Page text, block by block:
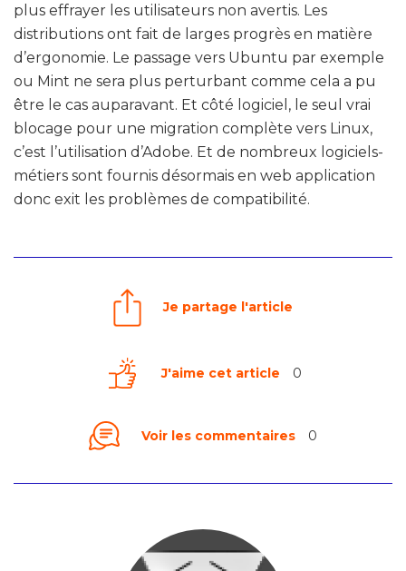
plus effrayer les utilisateurs non avertis. Les
distributions ont fait de larges progrès en matière
d’ergonomie. Le passage vers Ubuntu par exemple
ou Mint ne sera plus perturbant comme cela a pu
être le cas auparavant. Et côté logiciel, le seul vrai
blocage pour une migration complète vers Linux,
c’est l’utilisation d’Adobe. Et de nombreux logiciels-
métiers sont fournis désormais en web application
donc exit les problèmes de compatibilité.
Je partage l'article
J'aime cet article 0
Voir les commentaires 0